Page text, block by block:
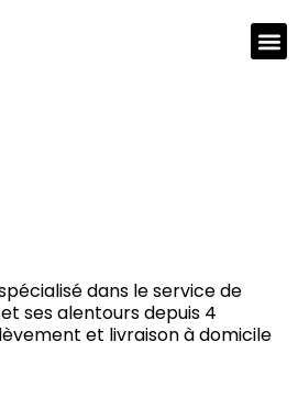
dans le service de
ses alentours depuis 4
et livraison à domicile